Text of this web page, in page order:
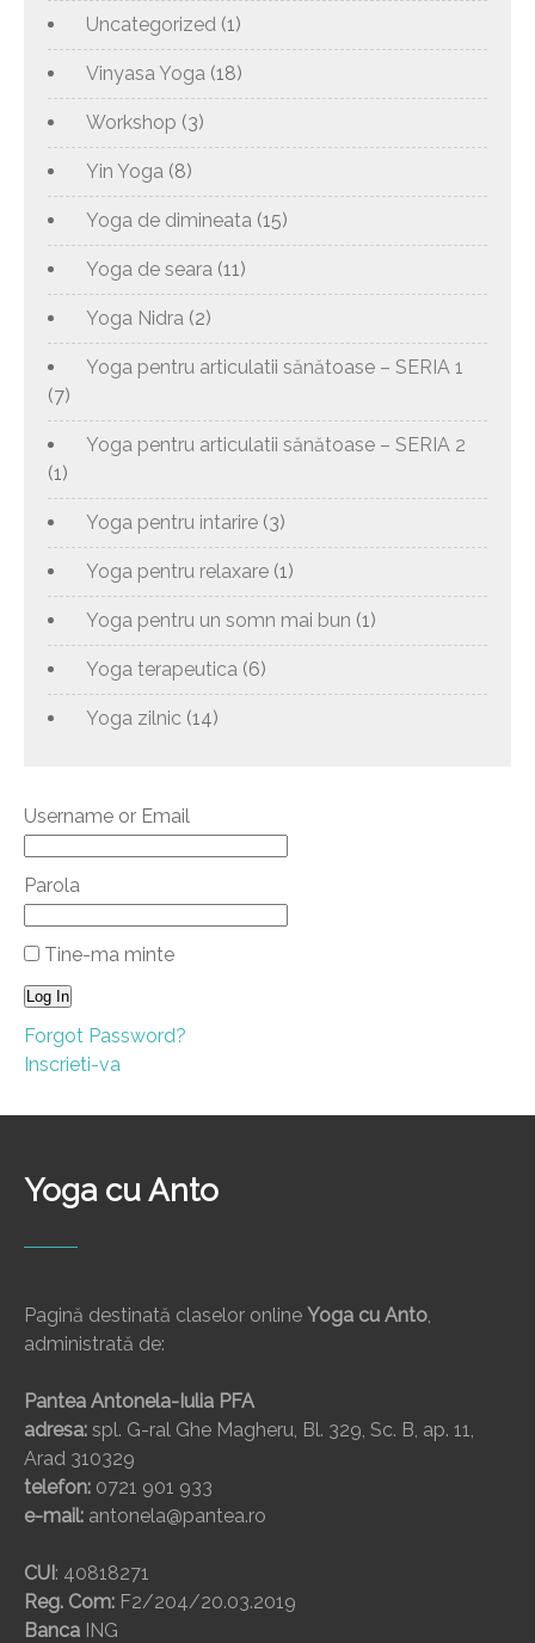
Uncategorized (1)
Vinyasa Yoga (18)
Workshop (3)
Yin Yoga (8)
Yoga de dimineata (15)
Yoga de seara (11)
Yoga Nidra (2)
Yoga pentru articulatii sănătoase – SERIA 1
(7)
Yoga pentru articulatii sănătoase – SERIA 2
(1)
Yoga pentru intarire (3)
Yoga pentru relaxare (1)
Yoga pentru un somn mai bun (1)
Yoga terapeutica (6)
Yoga zilnic (14)
Username or Email
Parola
Tine-ma minte
Forgot Password?
Inscrieti-va
Yoga cu Anto
Pagină destinată claselor online Yoga cu Anto,
administrată de:
Pantea Antonela-Iulia PFA
adresa: spl. G-ral Ghe Magheru, Bl. 329, Sc. B, ap. 11,
Arad 310329
telefon: 0721 901 933
e-mail: antonela@pantea.ro
CUI: 40818271
Reg. Com: F2/204/20.03.2019
Banca ING